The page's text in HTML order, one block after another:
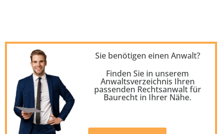
Sie benötigen einen Anwalt?
Finden Sie in unserem
Anwaltsverzeichnis Ihren
passenden Rechtsanwalt für
Baurecht in Ihrer Nähe.